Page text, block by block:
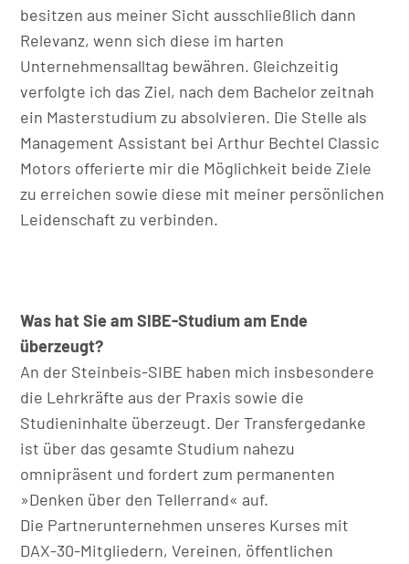
besitzen aus meiner Sicht ausschließlich dann
Relevanz, wenn sich diese im harten
Unternehmensalltag bewähren. Gleichzeitig
verfolgte ich das Ziel, nach dem Bachelor zeitnah
ein Masterstudium zu absolvieren. Die Stelle als
Management Assistant bei Arthur Bechtel Classic
Motors offerierte mir die Möglichkeit beide Ziele
zu erreichen sowie diese mit meiner persönlichen
Leidenschaft zu verbinden.
Was hat Sie am SIBE-Studium am Ende
überzeugt?
An der Steinbeis-SIBE haben mich insbesondere
die Lehrkräfte aus der Praxis sowie die
Studieninhalte überzeugt. Der Transfergedanke
ist über das gesamte Studium nahezu
omnipräsent und fordert zum permanenten
»Denken über den Tellerrand« auf.
Die Partnerunternehmen unseres Kurses mit
DAX-30-Mitgliedern, Vereinen, öffentlichen